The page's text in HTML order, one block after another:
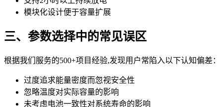
模块化设计便于容量扩展
三、参数选择中的常见误区
根据我们服务的500+项目经验,发现用户常陷入以下认知偏差：
过度追求能量密度而忽视安全性
忽略温度对实际容量的影响
未考虑电池一致性对系统寿命的影响